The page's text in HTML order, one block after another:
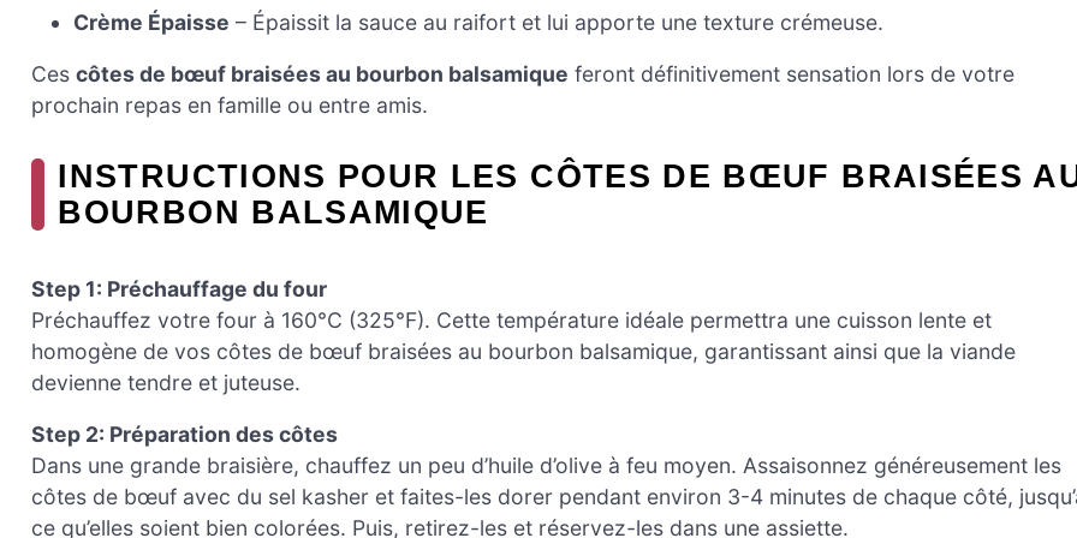
Crème Épaisse – Épaissit la sauce au raifort et lui apporte une texture crémeuse.
Ces côtes de bœuf braisées au bourbon balsamique feront définitivement sensation lors de votre
prochain repas en famille ou entre amis.
INSTRUCTIONS POUR LES CÔTES DE BŒUF BRAISÉES
BOURBON BALSAMIQUE
Step 1: Préchauffage du four
Préchauffez votre four à 160°C (325°F). Cette température idéale permettra une cuisson lente et
homogène de vos côtes de bœuf braisées au bourbon balsamique, garantissant ainsi que la viande
devienne tendre et juteuse.
Step 2: Préparation des côtes
Dans une grande braisière, chauffez un peu d’huile d’olive à feu moyen. Assaisonnez généreusement les
côtes de bœuf avec du sel kasher et faites-les dorer pendant environ 3-4 minutes de chaque côté,
ce qu’elles soient bien colorées. Puis, retirez-les et réservez-les dans une assiette.